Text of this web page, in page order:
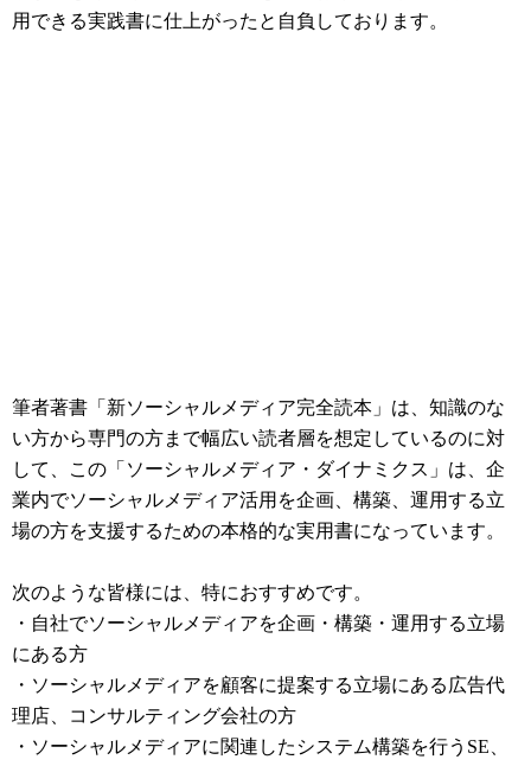
用できる実践書に仕上がったと自負しております。
筆者著書「新ソーシャルメディア完全読本」は、知識のな
い方から専門の方まで幅広い読者層を想定しているのに対
して、この「ソーシャルメディア・ダイナミクス」は、企
業内でソーシャルメディア活用を企画、構築、運用する立
場の方を支援するための本格的な実用書になっています。
次のような皆様には、特におすすめです。
・自社でソーシャルメディアを企画・構築・運用する立場
にある方
・ソーシャルメディアを顧客に提案する立場にある広告代
理店、コンサルティング会社の方
・ソーシャルメディアに関連したシステム構築を行うSE、